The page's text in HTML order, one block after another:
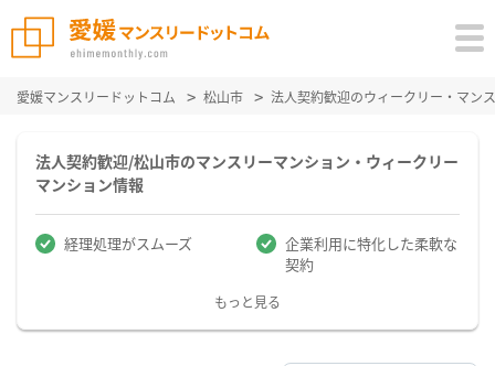
愛媛マンスリードットコム 松山市 法人契約歓迎のウィークリー・マン
法人契約歓迎/松山市のマンスリーマンション・ウィークリー
マンション情報
経理処理がスムーズ
企業利用に特化した柔軟な
契約
もっと見る